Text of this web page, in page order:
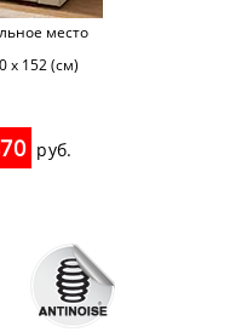
место
х 152 (см)
руб.